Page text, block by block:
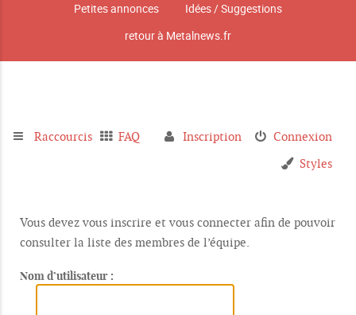
Petites annonces
Idées / Suggestions
retour à Metalnews.fr
Raccourcis FAQ Connexion
Inscription
Styles
Vous devez vous inscrire et vous connecter afin de pouvoir
consulter la liste des membres de l’équipe.
Nom d’utilisateur :